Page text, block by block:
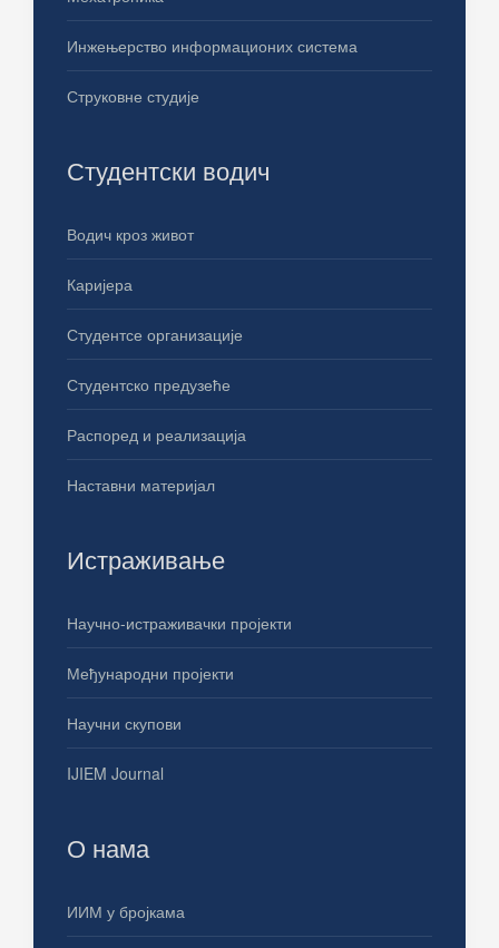
Инжењерство информационих система
Струковне студије
Студентски водич
Водич кроз живот
Каријера
Студентсе организације
Студентско предузеће
Распоред и реализација
Наставни материјал
Истраживање
Научно-истраживачки пројекти
Међународни пројекти
Научни скупови
IJIEM Journal
О нама
ИИМ у бројкама